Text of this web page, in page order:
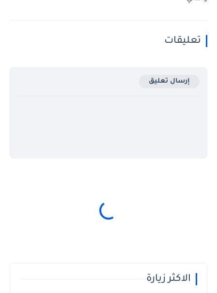
تعليقات
إرسال تعليق
الاكثر زيارة